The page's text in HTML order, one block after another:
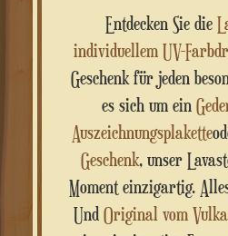
Entdecken Sie die
individuellem UV-
Geschenk für jeden
es sich um ein
Auszeichnungsplakette
Geschenk, unser
Moment einzigartig.
Und Original vom